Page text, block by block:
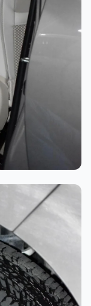
تلميع احترافي